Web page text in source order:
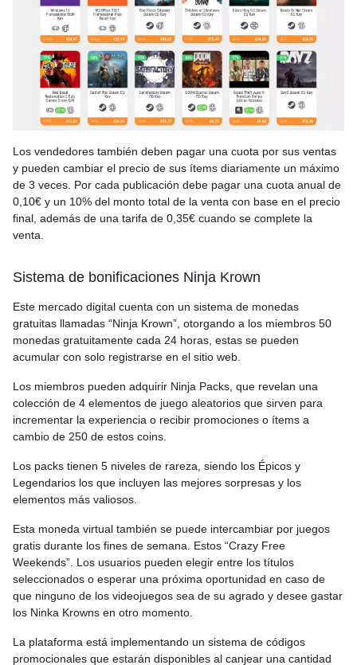
Los vendedores también deben pagar una cuota por sus ventas
y pueden cambiar el precio de sus ítems diariamente un máximo
de 3 veces. Por cada publicación debe pagar una cuota anual de
0,10€ y un 10% del monto total de la venta con base en el precio
final, además de una tarifa de 0,35€ cuando se complete la
venta.
Sistema de bonificaciones Ninja Krown
Este mercado digital cuenta con un sistema de monedas
gratuitas llamadas “Ninja Krown”, otorgando a los miembros 50
monedas gratuitamente cada 24 horas, estas se pueden
acumular con solo registrarse en el sitio web.
Los miembros pueden adquirir Ninja Packs, que revelan una
colección de 4 elementos de juego aleatorios que sirven para
incrementar la experiencia o recibir promociones o ítems a
cambio de 250 de estos coins.
Los packs tienen 5 niveles de rareza, siendo los Épicos y
Legendarios los que incluyen las mejores sorpresas y los
elementos más valiosos.
Esta moneda virtual también se puede intercambiar por juegos
gratis durante los fines de semana. Estos “Crazy Free
Weekends”. Los usuarios pueden elegir entre los títulos
seleccionados o esperar una próxima oportunidad en caso de
que ninguno de los videojuegos sea de su agrado y desee gastar
los Ninka Krowns en otro momento.
La plataforma está implementando un sistema de códigos
promocionales que estarán disponibles al canjear una cantidad